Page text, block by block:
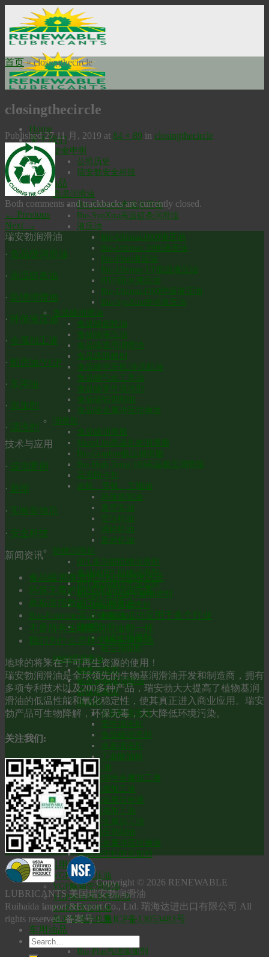
content
Home
关于我们
使命申明
公司历史
瑞安勃安全科技
工业油品
高温润滑油
Bio-Extreme高温润滑油
Bio-SynXtra高温链条润滑油
液压油
Bio-Ultimax1000液压油
Bio-Ultimax 2000液压油
Bio-Fleet液压油
Bio-Ultimax LT低温液压油
HVO防火液压油
Bio-Ultimax1500绝缘液压油
Bio-SynXtra传动液压油
食品级润滑油
食品级齿轮油
食品级液压油
食品级通用润滑油
食品级脱模剂
食品级空压机/冷冻机油
食品级气动工具油
食品级零件清洗剂
食品级铝切削油
食品级金属冲压拉伸油
润滑脂
食品级润滑脂
MaxxLife高温长效润滑脂
Bio-Graphite极压润滑脂
Bio-High Temp 180高温极压润滑脂
高温防卡剂
齿轮、导轨、主轴油
环保齿轮油
真空泵油
空压机油
涡轮机油
凿岩机油
防锈润滑剂
BPL多功能防锈润滑剂
食品级BPL防锈润滑剂
BPL食品级白色润滑剂
Bio-Dry食品级干膜润滑剂
Bio-Blast快速渗透剂
枪械油
防锈剂
混凝土脱模剂
粉尘抑制剂
钢丝绳润滑油
钢缆润滑脂
链条和钢缆润滑油
链锯链条油
清洗剂
大豆橙清洗剂
零件清洗剂
食品级清洗剂
水基清洗剂
工业吸油粉
环保金属加工油
通用水溶性金属加工液
重载金属加工液
水溶性金属拉伸液
通用金属加工油
高强度金属加工油
雾化极压切削油
生物基金属冲压拉伸油
切削油防粘附添加剂
VGP船用油品
VGP船用液压油
VGP艉轴管润滑油
VGP钢丝绳润滑油/脂
VGP环保齿轮油
两冲程舷外机油
车用油品
燃油添加剂
Bio-Plus汽油添加剂
首页»closingthecircle
closingthecircle
Published27 11 月, 2019 at 84 × 89 in closingthecircle
Both comments and trackbacks are currently closed.
← Previous
Next →
瑞安勃润滑油
· 食品级润滑油
· 高温链条油
· 防锈润滑油
· 环保液压油
· 金属加工液
· 船用油/VGP
· 车用油
· 添加剂
· 清洗剂
技术与应用
· 成功案例
· 新闻
· 实验室信息
· 安全科技
新闻资讯
食品级润滑油通过KOSHER认证
环保无毒的钢丝绳润滑油方案
高粘度指数的节能润滑油
Bio-Extreme高温链条油成功应用于多个行业
不是所有生物基润滑油都一样
我们为什么选择生物基润滑油
地球的将来在于可再生资源的使用！
瑞安勃润滑油是全球领先的生物基润滑油开发和制造商，拥有
多项专利技术以及200多种产品，瑞安勃大大提高了植物基润
滑油的低温性能和氧化稳定性，使其真正进入商业应用。瑞安
勃产品可生物降解，环保无毒，大大降低环境污染。
关注我们:
Copyright © 2026 RENEWABLE
LUBRICANTS 美国瑞安勃润滑油
Ruihaida Import &Export Co., Ltd. 瑞海达进出口有限公司 All
rights reserved. 备案号：粤ICP备13053483号